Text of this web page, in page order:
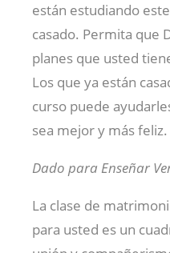
están estudiando
casado. Permita que
planes que usted
Los que ya están
curso puede
sea mejor y más feliz.
Dado para Enseñar
La clase de
para usted es un